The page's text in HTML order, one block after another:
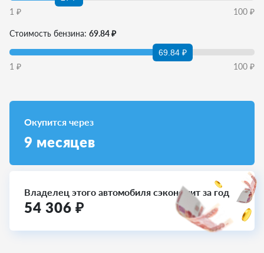
1 ₽ 100 ₽
Стоимость бензина: 69.84 ₽
69.84 ₽
1 ₽ 100 ₽
Окупится через
9 месяцев
Владелец этого автомобиля сэкономит за год
54 306 ₽